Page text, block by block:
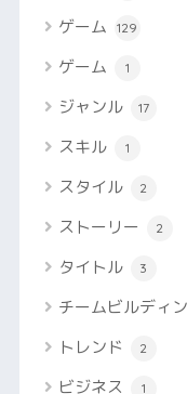
ゲーム 129
ゲーム 1
ジャンル 17
スキル 1
スタイル 2
ストーリー 2
タイトル 3
チームビルディ
トレンド 2
ビジネス 1